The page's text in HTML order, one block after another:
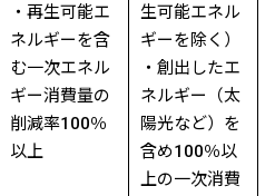
・再生可能エ
ネルギーを含
む一次エネル
ギー消費量の
削減率100％
以上
生可能エネル
ギーを除く）
・創出したエ
ネルギー（太
陽光など）を
含め100％以
上の一次消費